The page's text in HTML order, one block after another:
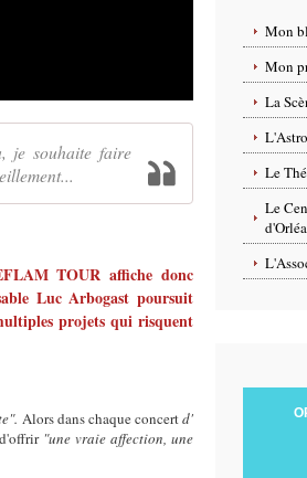
je souhaite faire
TOUR affiche donc
Luc Arbogast poursuit
projets qui risquent
. Alorsdans chaque concertd'
"une vraie affection, une
Mon
Mon
La
Le
Le